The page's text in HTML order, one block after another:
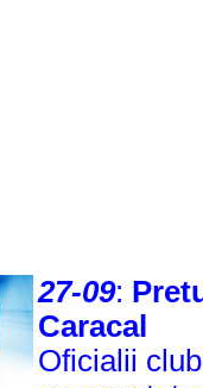
27-09:
Caracal
Oficialii